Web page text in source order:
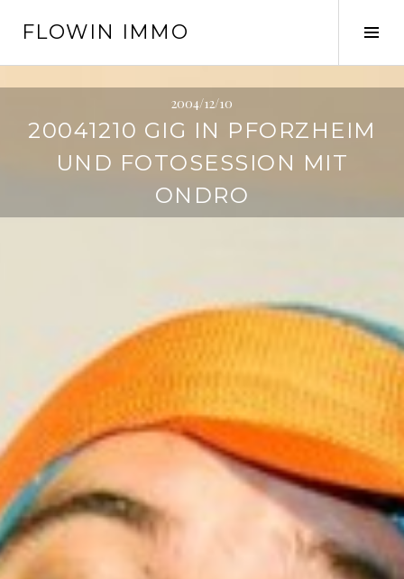
zumFLOWIN IMMO
2004/12/10
20041210 GIG IN PFORZHEIM
UND FOTOSESSION MIT
ONDRO